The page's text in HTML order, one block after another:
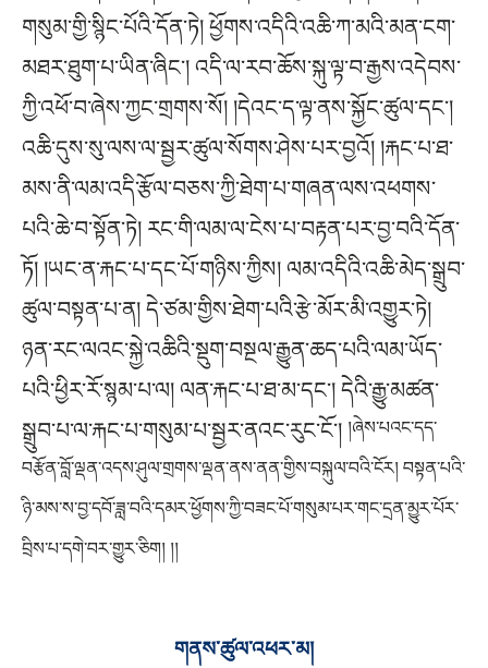
གསུམ་གྱི་སྙིང་པོའི་དོན་ཏེ། ཕྱོགས་འདིའི་འཆི་ཀ་མའི་མན་ངག་
མཐར་ཐུག་པ་ཡིན་ཞིང་། འདི་ལ་རབ་ཆོས་སྐུ་ལྟ་བ་རྒྱས་འདེབས་
ཀྱི་འཕོ་བ་ཞེས་ཀྱང་གྲགས་སོ། །དེའང་ད་ལྟ་ནས་སྐྱོང་ཚུལ་དང་།
འཆི་དུས་སུ་ལས་ལ་སྦྱར་ཚུལ་སོགས་ཤེས་པར་བྱའོ། །རྐང་པ་ཐ་
མས་ནི་ལམ་འདི་རྩོལ་བཅས་ཀྱི་ཐེག་པ་གཞན་ལས་འཕགས་
པའི་ཆེ་བ་སྟོན་ཏེ། རང་གི་ལམ་ལ་ངེས་པ་བརྟན་པར་བྱ་བའི་དོན་
ཏོ། །ཡང་ན་རྐང་པ་དང་པོ་གཉིས་ཀྱིས། ལམ་འདིའི་འཆི་མེད་སྒྲུབ་
ཚུལ་བསྟན་པ་ན། དེ་ཙམ་གྱིས་ཐེག་པའི་རྩེ་མོར་མི་འགྱུར་ཏེ།
ཉན་རང་ལའང་སྐྱེ་འཆིའི་སྡུག་བསྔལ་རྒྱུན་ཆད་པའི་ལམ་ཡོད་
པའི་ཕྱིར་རོ་སྙམ་པ་ལ། ལན་རྐང་པ་ཐ་མ་དང་། དེའི་རྒྱུ་མཚན་
སྒྲུབ་པ་ལ་རྐང་པ་གསུམ་པ་སྦྱར་ནའང་རུང་ངོ་། །ཞེས་པའང་དད་
བརྩོན་བློ་ལྡན་འདས་ཤུལ་གྲགས་ལྡན་ནས་ནན་གྱིས་བསྐུལ་བའི་ངོར། བསྟན་པའི་
ཉི་མས་ས་བྱ་དབོ་ཟླ་བའི་དམར་ཕྱོགས་ཀྱི་བཟང་པོ་གསུམ་པར་གང་དྲན་མྱུར་པོར་
བྲིས་པ་དགེ་བར་གྱུར་ཅིག། །།
གནས་ཚུལ་འཕར་མ།